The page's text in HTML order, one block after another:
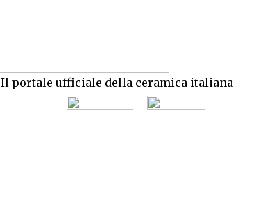
Il portale ufficiale della ceramica italiana